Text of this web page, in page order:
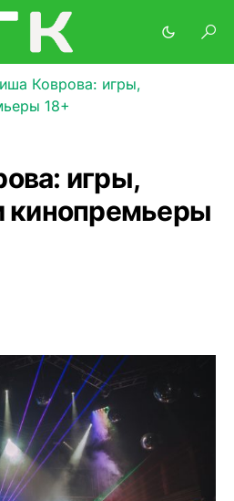
Коврова: игры,
18+
игры,
кинопремьеры